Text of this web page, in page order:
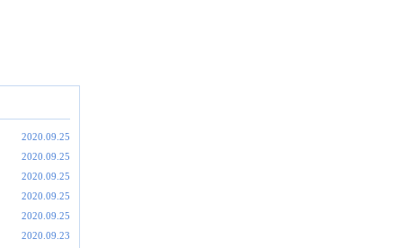
2020.09.25
2020.09.25
2020.09.25
2020.09.25
2020.09.25
2020.09.23